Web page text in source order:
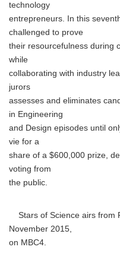
technology
entrepreneurs. In this
challenged to prove
their resourcefulness during
while
collaborating with industry
jurors
assesses and eliminates
in Engineering
and Design episodes until
vie for a
share of a $600,000 prize,
voting from
the public.
Stars of Science airs from
November 2015,
on MBC4.